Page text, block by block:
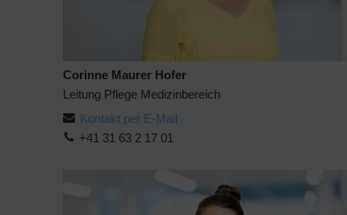
Corinne Maurer Hofer
Leitung Pflege Medizinbereich
Kontakt per E-Mail
+41 31 63 2 17 01